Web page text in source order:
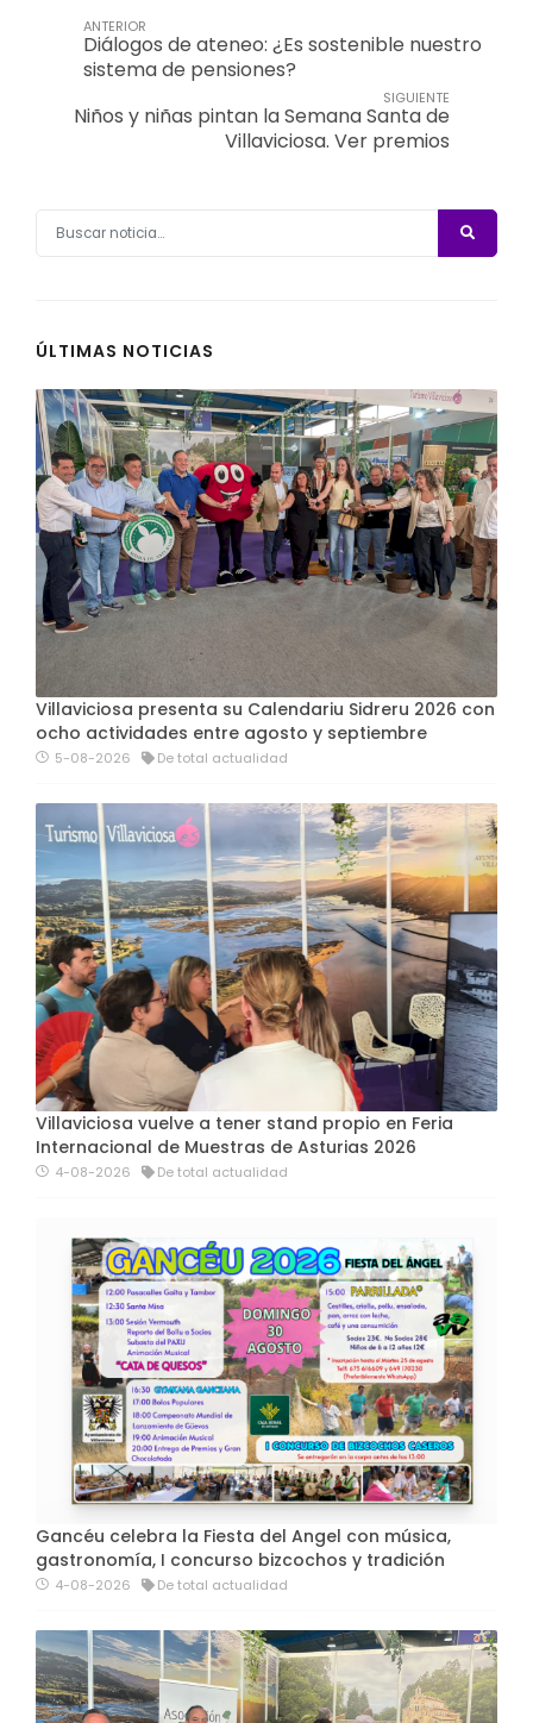
ANTERIOR
Diálogos de ateneo: ¿Es sostenible nuestro
sistema de pensiones?
SIGUIENTE
Niños y niñas pintan la Semana Santa de
Villaviciosa. Ver premios
ÚLTIMAS NOTICIAS
Villaviciosa presenta su Calendariu Sidreru 2026 con
ocho actividades entre agosto y septiembre
5-08-2026 De total actualidad
Villaviciosa vuelve a tener stand propio en Feria
Internacional de Muestras de Asturias 2026
4-08-2026 De total actualidad
Gancéu celebra la Fiesta del Angel con música,
gastronomía, I concurso bizcochos y tradición
4-08-2026 De total actualidad